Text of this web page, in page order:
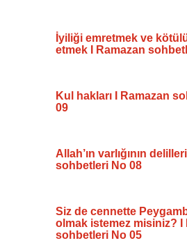
İyiliği emretmek ve
etmek I Ramazan
Kul hakları I Ramazan
09
Allah’ın varlığının
sohbetleri No 08
Siz de cennette
olmak istemez misiniz? I
sohbetleri No 05